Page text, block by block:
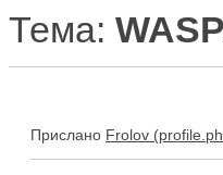
Тема:
Прислано Frolov